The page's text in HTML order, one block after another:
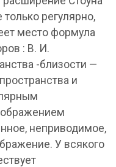
регулярно,
место формула
: В. И.
-близости —
и
неприводимое,
У всякого